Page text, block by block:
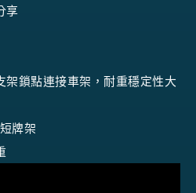
享
架鎖點連接車架，耐重穩定性大
牌架